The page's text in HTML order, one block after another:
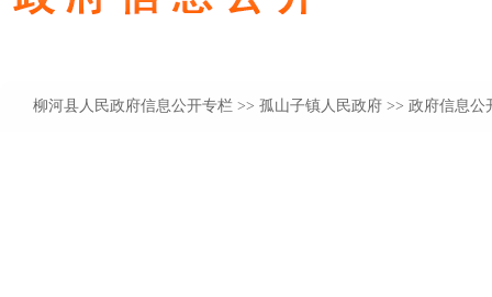
柳河县人民政府信息公开专栏 >> 孤山子镇人民政府 >> 政府信息公